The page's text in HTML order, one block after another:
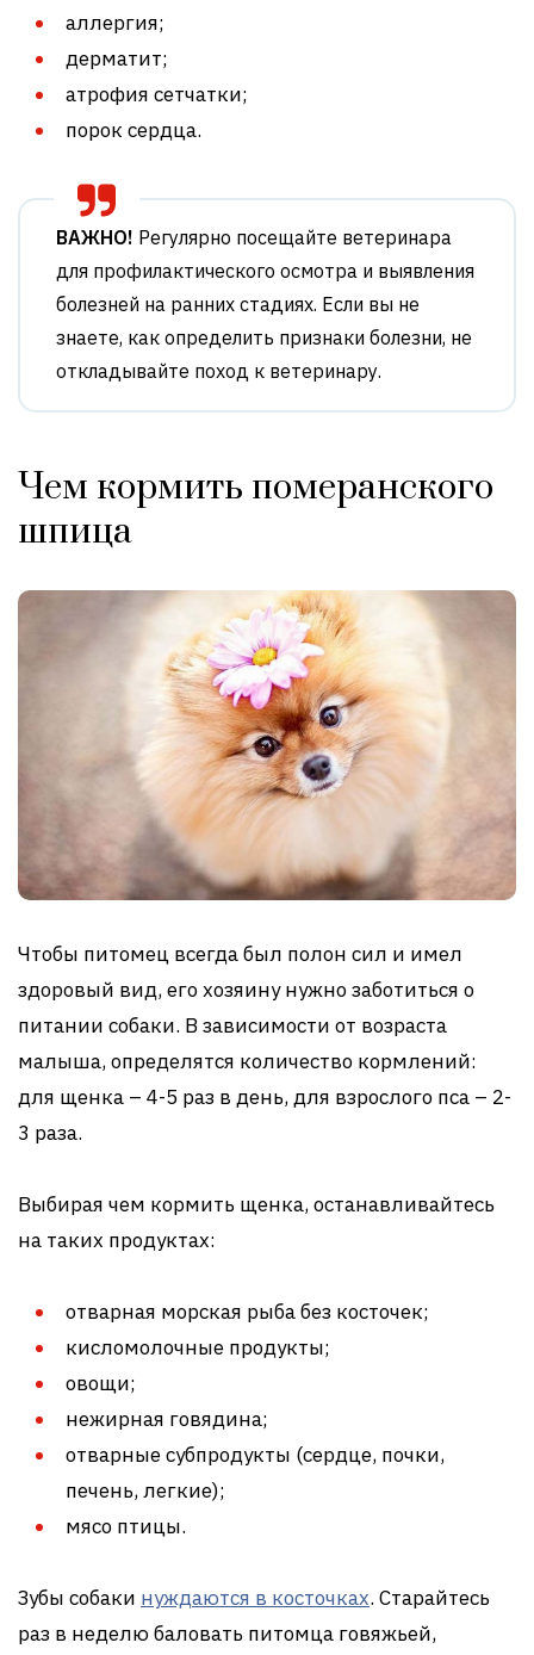
аллергия;
дерматит;
атрофия сетчатки;
порок сердца.
ВАЖНО! Регулярно посещайте ветеринара
для профилактического осмотра и выявления
болезней на ранних стадиях. Если вы не
знаете, как определить признаки болезни, не
откладывайте поход к ветеринару.
Чем кормить померанского
шпица
Чтобы питомец всегда был полон сил и имел
здоровый вид, его хозяину нужно заботиться о
питании собаки. В зависимости от возраста
малыша, определятся количество кормлений:
для щенка – 4-5 раз в день, для взрослого пса – 2-
3 раза.
Выбирая чем кормить щенка, останавливайтесь
на таких продуктах:
отварная морская рыба без косточек;
кисломолочные продукты;
овощи;
нежирная говядина;
отварные субпродукты (сердце, почки,
печень, легкие);
мясо птицы.
Зубы собаки нуждаются в косточках. Старайтесь
раз в неделю баловать питомца говяжьей,